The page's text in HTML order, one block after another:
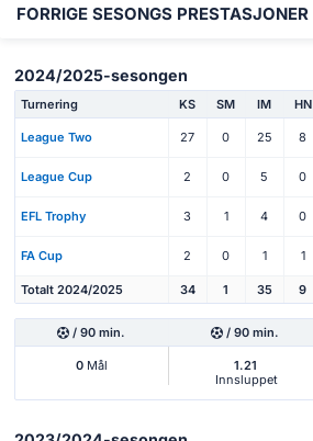
FORRIGE SESONGS PRESTASJONER
2024/2025-sesongen
Turnering KS SM IM HN
League Two 27 0 25 8
League Cup 2 0 5 0
EFL Trophy 3 1 4 0
FA Cup 2 0 1 1
Totalt 2024/2025 34 1 35 9
/ 90 min. / 90 min.
0Mål
1.21
Innsluppet